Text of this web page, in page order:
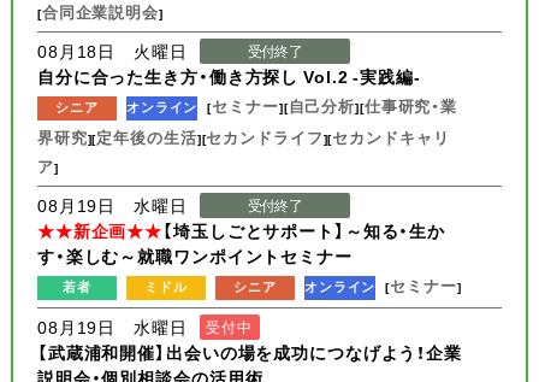
[合同企業説明会]
08月18日 火曜日 受付終了
自分に合った生き方・働き方探し Vol.2 -実践編-
シニア オンライン [セミナー][自己分析][仕事研究・業
界研究][定年後の生活][セカンドライフ][セカンドキャリ
ア]
08月19日 水曜日 受付終了
★★新企画★★【埼玉しごとサポート】～知る・生か
す・楽しむ～就職ワンポイントセミナー
若者 ミドル シニア オンライン [セミナー]
08月19日 水曜日 受付中
【武蔵浦和開催】出会いの場を成功につなげよう！企業
説明会・個別相談会の活用術